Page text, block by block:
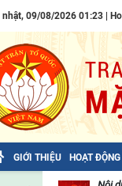
nhật, 09/08/2026 01:23 |
GIỚI THIỆU HOẠT